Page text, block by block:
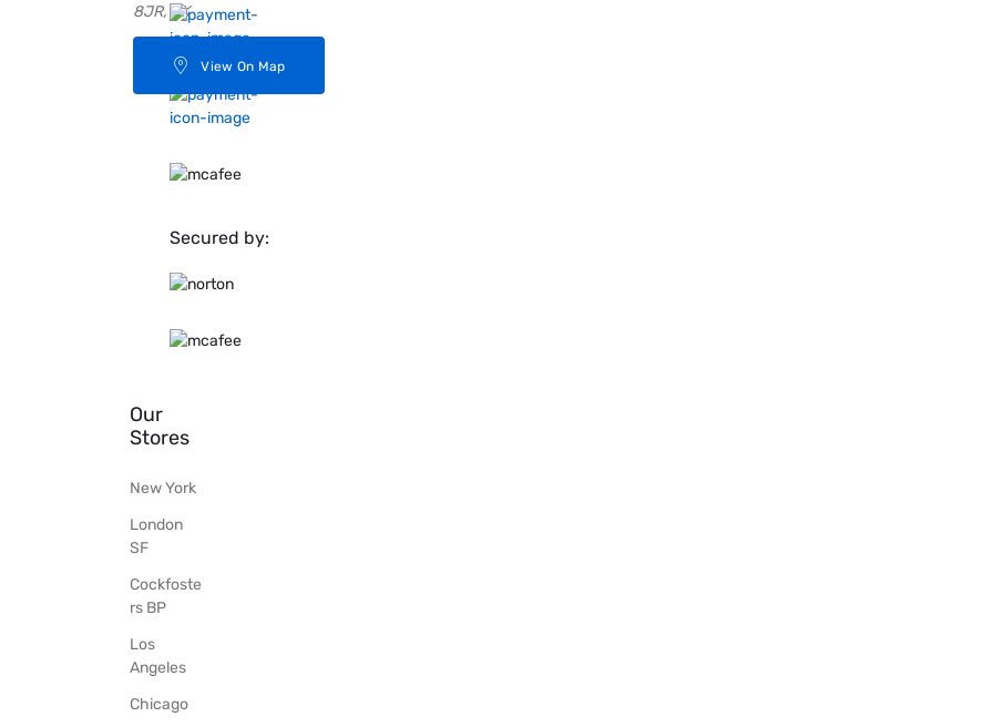
8JR, UK
View On Map
Secured by:
Our
Stores
New York
London
SF
Cockfoste
rs BP
Los
Angeles
Chicago